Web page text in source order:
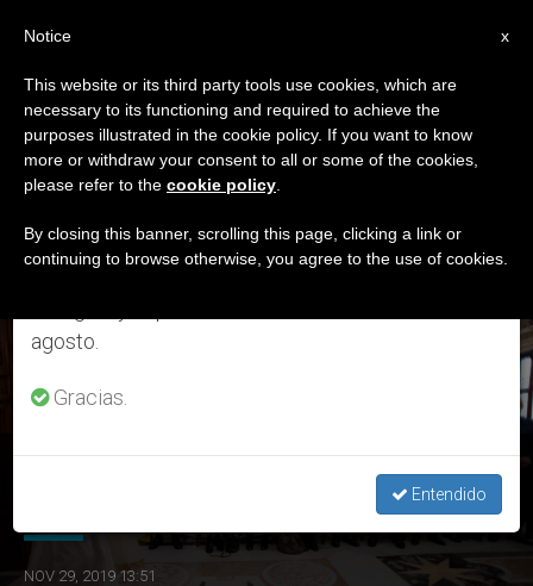
ETIQUETA
Posts Tagged ‘Rosario
Livatino’
ÚLTIMAS NOTICIAS
NOV 29, 2019 13:51
×
Aviso importante
Del 27 de julio al 7 de agosto haremos la pausa
anual, aprovechando que en el periodo de verano
se generan menos informaciones y también el
agosto.
Gracias.
Entendido
x
Notice
This website or its third party tools use cookies, which are
necessary to its functioning and required to achieve the
purposes illustrated in the cookie policy. If you want to know
more or withdraw your consent to all or some of the cookies,
please refer to the cookie policy
By closing this banner, scrolling this page, clicking a link or
continuing to browse otherwise, you agree to the use of cookies.